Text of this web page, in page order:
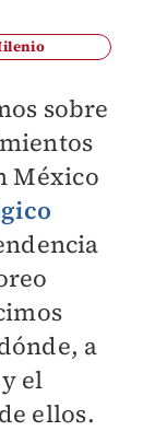
sobre
México
a
el
ellos.